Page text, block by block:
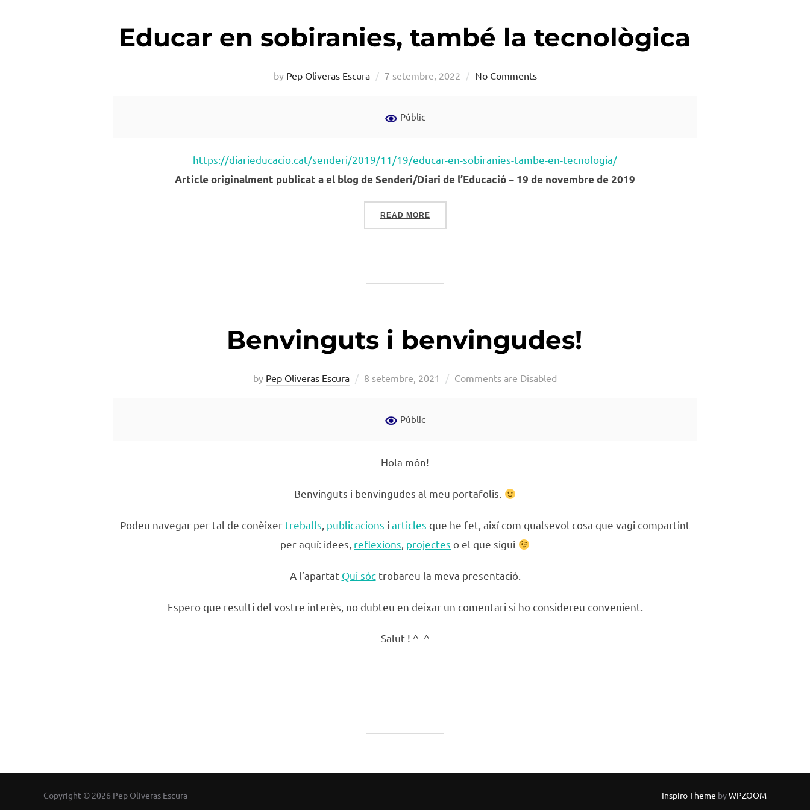
Educar en sobiranies, també la tecnològica
by Pep Oliveras Escura
Posted
7 setembre, 2022 No Comments
Públic
https://diarieducacio.cat/senderi/2019/11/19/educar-en-sobiranies-tambe-en-tecnologia/
Article originalment publicat a el blog de Senderi/Diari de l’Educació – 19 de novembre de 2019
READ MORE«EDUCAR EN SOBIRANIES, TAMBÉ LA TECNOLÒGICA»
Benvinguts i benvingudes!
by Pep Oliveras Escura
Posted
8 setembre, 2021 Comments are Disabled
Públic
Hola món!
Benvinguts i benvingudes al meu portafolis.
Podeu navegar per tal de conèixer treballs publicacions i articles que he fet, així com qualsevol cosa que vagi compartint
per aquí: idees, reflexions projectes o el que sigui
A l’apartat Qui sóctrobareu la meva presentació.
Espero que resulti del vostre interès, no dubteu en deixar un comentari si ho considereu convenient.
Salut ! ^_^
Copyright © 2026 Pep Oliveras Escura Inspiro Theme byWPZOOM